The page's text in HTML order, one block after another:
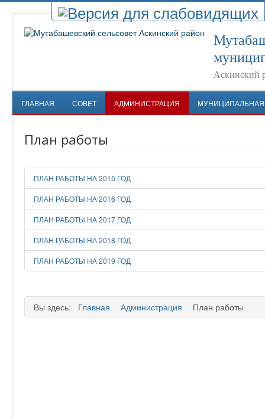
Аскинский
ГЛАВНАЯ СОВЕТ АДМИНИСТРАЦИЯ
План работы
ПЛАН РАБОТЫ НА 2015 ГОД
ПЛАН РАБОТЫ НА 2016 ГОД
ПЛАН РАБОТЫ НА 2017 ГОД
ПЛАН РАБОТЫ НА 2018 ГОД
ПЛАН РАБОТЫ НА 2019 ГОД
Вы здесь: Главная Администрация План работы